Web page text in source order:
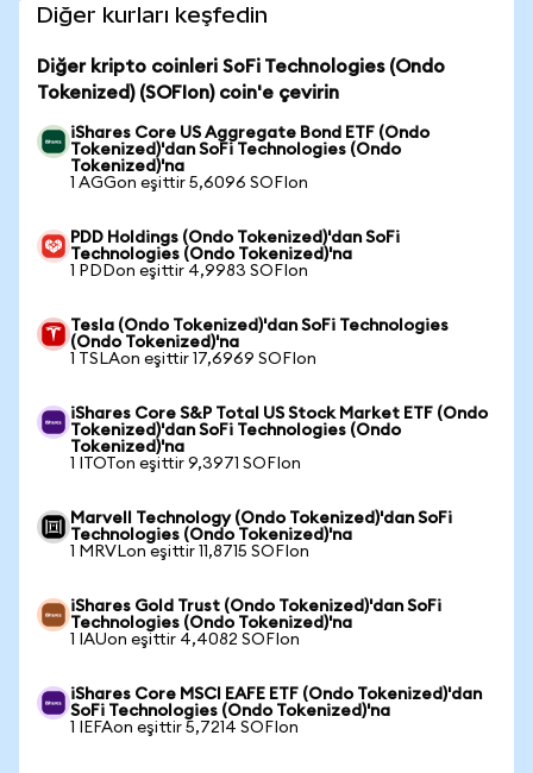
Diğer kurları keşfedin
Diğer kripto coinleri SoFi Technologies (Ondo
Tokenized) (SOFIon) coin'e çevirin
iShares Core US Aggregate Bond ETF (Ondo
Tokenized)'dan SoFi Technologies (Ondo
Tokenized)'na
1 AGGon eşittir 5,6096 SOFIon
PDD Holdings (Ondo Tokenized)'dan SoFi
Technologies (Ondo Tokenized)'na
1 PDDon eşittir 4,9983 SOFIon
Tesla (Ondo Tokenized)'dan SoFi Technologies
(Ondo Tokenized)'na
1 TSLAon eşittir 17,6969 SOFIon
iShares Core S&P Total US Stock Market ETF (Ondo
Tokenized)'dan SoFi Technologies (Ondo
Tokenized)'na
1 ITOTon eşittir 9,3971 SOFIon
Marvell Technology (Ondo Tokenized)'dan SoFi
Technologies (Ondo Tokenized)'na
1 MRVLon eşittir 11,8715 SOFIon
iShares Gold Trust (Ondo Tokenized)'dan SoFi
Technologies (Ondo Tokenized)'na
1 IAUon eşittir 4,4082 SOFIon
iShares Core MSCI EAFE ETF (Ondo Tokenized)'dan
SoFi Technologies (Ondo Tokenized)'na
1 IEFAon eşittir 5,7214 SOFIon